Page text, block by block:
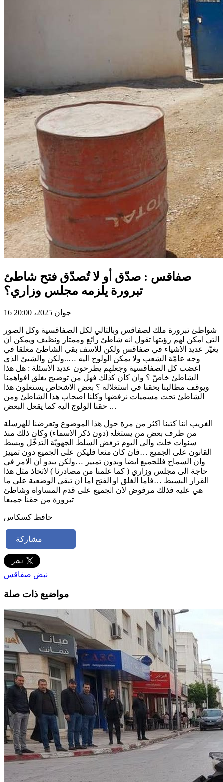
صفاقس : صدّق أو لا تُصدّق فتح شاطئ
تبرورة يلزمه مجلس وزاري؟
16 جوان 2025، 20:00
شواطئ تبرورة ملك لصفاقس وبالتالي لكل الصفاقسية وكل الصور
التي امكن لهم رؤيتها تقول انه شاطئ رائع وممتاز ونظيف ويمكن ان
يغيّر عديد الاشياء في صفاقس ولكن للاسف بقي الشاطئ مغلقا في
وجه عامّة الشعب ولا يمكن الولوج اليه …..ولكن والشيئ الذي
اغضب كل الصفاقسية وجعلهم يطرحون عديد الاسئلة : هل هذا
الشاطئ خاصّ ؟ وان كان كذلك فهل من توضيح يغلق افواهمنا
ويوقف مطالبنا بحقنا في استغلاله ؟ بعض الاشخاص يستغلون هذا
الشاطئ تحت مسميات نرفضها وكلنا اصحاب هذا الشاطئ ومن
حقنا الولوج اليه كما يقعل البعض …
الغريب اننا كتبنا اكثر من مرة حول هذا الموضوع وتعرضنا للهرسلة
من طرف بعض من يستغله (دون ذكر الاسماء) وكان ذلك منذ
سنوات خلت والى اليوم ترفض السلط الجهويّة التدخّل وبسط
القانون على الجميع …فان كان منعا فليكن على الجميع دون تمييز
وان السماح فللجميع ايضا وبدون تمييز …ولكن يبدو ان الامر في
حاجة الى مجلس وزاري ( كما علمنا من مصادرنا ) لاتخاذ مثل هذا
القرار البسيط …فاما الغلق او الفتح اما ان تبقى الوضعية على ما
هي عليه فذلك مرفوض لان الجميع على قدم المساواة وشاطئ
تبرورة من حقنا جميعا
حافظ كسكاس
مشاركة
نبض صفاقس
مواضيع ذات صلة